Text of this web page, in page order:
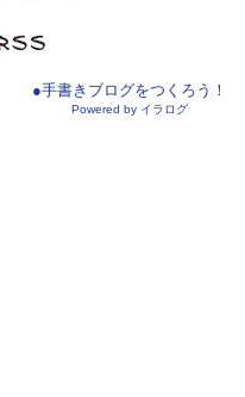
●手書きブログをつくろう！
Powered by イラログ